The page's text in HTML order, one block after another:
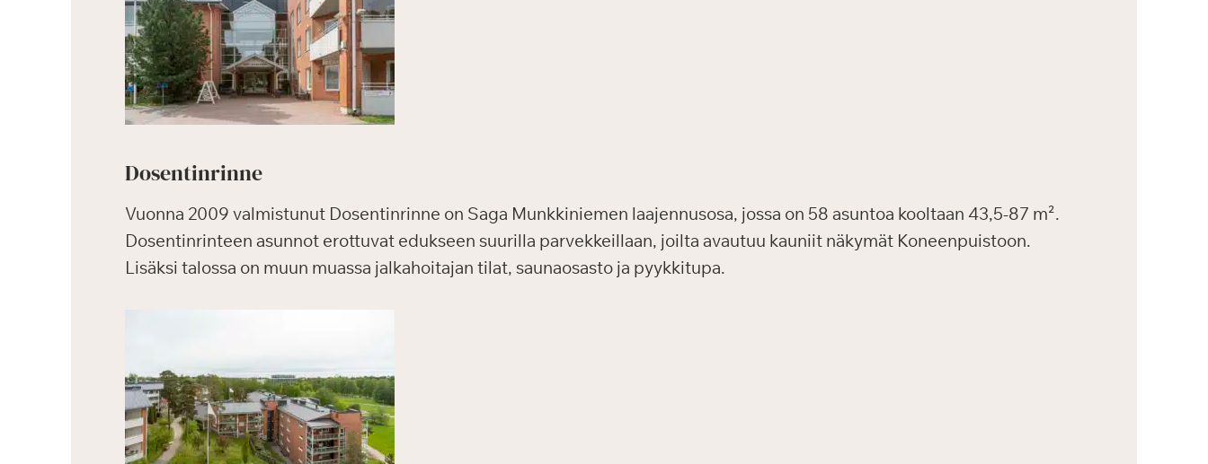
Dosentinrinne
Vuonna 2009 valmistunut Dosentinrinne on Saga Munkkiniemen laajennusosa, jossa on 58 asuntoa kooltaan 43,5-87 m².
Dosentinrinteen asunnot erottuvat edukseen suurilla parvekkeillaan, joilta avautuu kauniit näkymät Koneenpuistoon.
Lisäksi talossa on muun muassa jalkahoitajan tilat, saunaosasto ja pyykkitupa.